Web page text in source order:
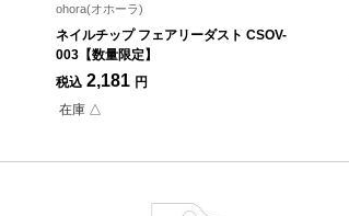
ohora(オホーラ)
ネイルチップ フェアリーダスト CSOV-
003【数量限定】
税込 2,181 円
在庫 △